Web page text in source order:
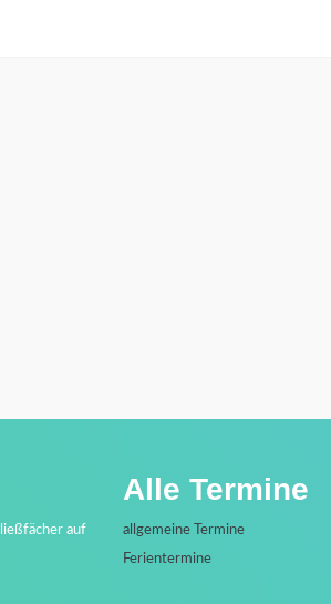
auf
Alle Termine
allgemeine Termine
Ferientermine